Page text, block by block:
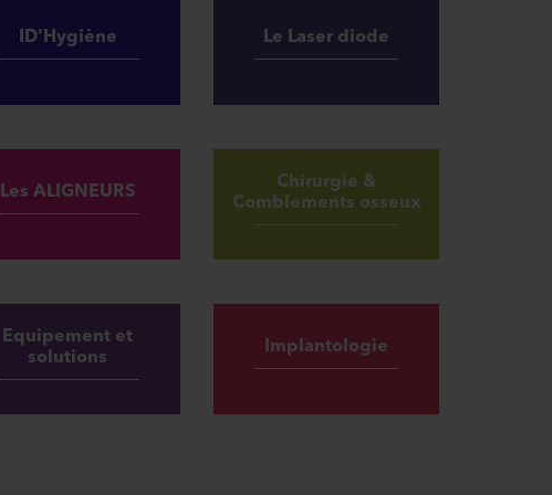
ID'Hygiène Le Laser diode
Les ALIGNEURS
Chirurgie &
Comblements osseux
Equipement et
solutions
Implantologie